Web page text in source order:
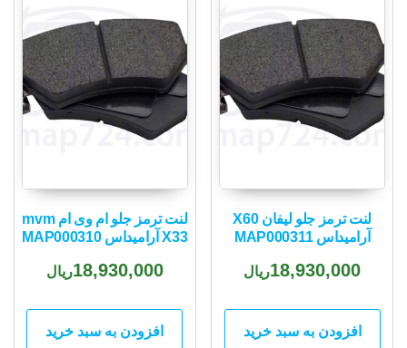
لنت ترمز جلو لیفان X60
آرامیداس MAP000311
18,930,000ریال
افزودن به سبد خرید
لنت ترمز جلو ام وی ام mvm
X33 آرامیداس MAP000310
18,930,000ریال
افزودن به سبد خرید